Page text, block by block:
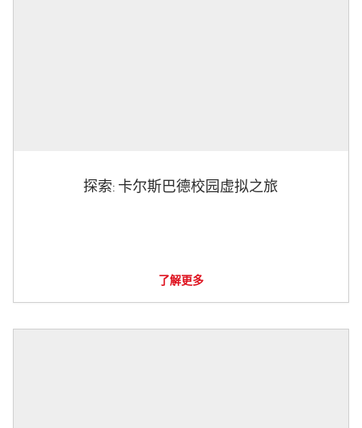
探索: 卡尔斯巴德校园虚拟之旅
了解更多